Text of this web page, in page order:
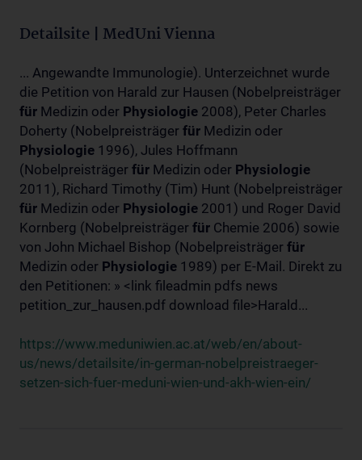
Detailsite | MedUni Vienna
... Angewandte Immunologie). Unterzeichnet wurde
die Petition von Harald zur Hausen (Nobelpreisträger
für Medizin oder Physiologie 2008), Peter Charles
Doherty (Nobelpreisträger für Medizin oder
Physiologie 1996), Jules Hoffmann
(Nobelpreisträger für Medizin oder Physiologie
2011), Richard Timothy (Tim) Hunt (Nobelpreisträger
für Medizin oder Physiologie 2001) und Roger David
Kornberg (Nobelpreisträger für Chemie 2006) sowie
von John Michael Bishop (Nobelpreisträger für
Medizin oder Physiologie 1989) per E-Mail. Direkt zu
den Petitionen: » <link fileadmin pdfs news
petition_zur_hausen.pdf download file>Harald...
https://www.meduniwien.ac.at/web/en/about-
us/news/detailsite/in-german-nobelpreistraeger-
setzen-sich-fuer-meduni-wien-und-akh-wien-ein/